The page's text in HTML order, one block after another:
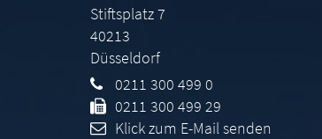
Stiftsplatz 7
40213
Düsseldorf
0211 300 499 0
0211 300 499 29
Klick zum E-Mail senden